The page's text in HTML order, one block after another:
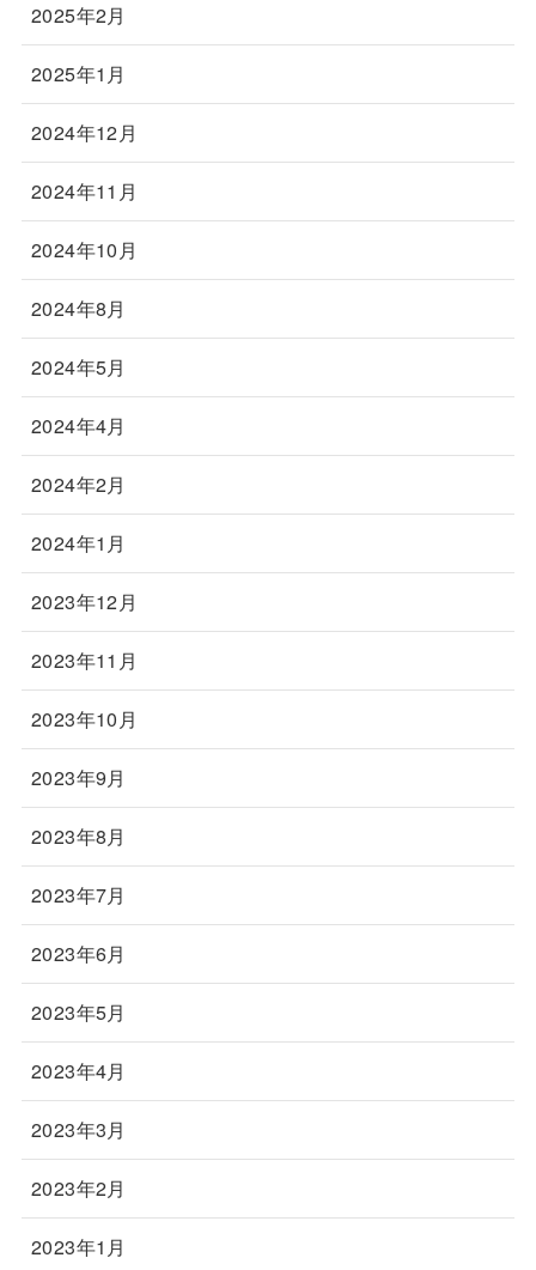
2025年2月
2025年1月
2024年12月
2024年11月
2024年10月
2024年8月
2024年5月
2024年4月
2024年2月
2024年1月
2023年12月
2023年11月
2023年10月
2023年9月
2023年8月
2023年7月
2023年6月
2023年5月
2023年4月
2023年3月
2023年2月
2023年1月